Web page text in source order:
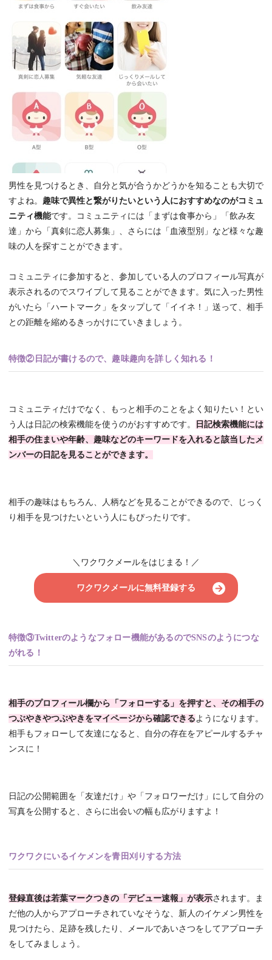
男性を見つけるとき、自分と気が合うかどうかを知ることも大切で
すよね。 趣味で異性と繋がりたいという人におすすめなのがコミュ
ニティ機能です。コミュニティには「まずは食事から」「飲み友
達」から「真剣に恋人募集」、さらには「血液型別」など様々な趣
味の人を探すことができます。
コミュニティに参加すると、参加している人のプロフィール写真が
表示されるのでスワイプして見ることができます。気に入った男性
がいたら「ハートマーク」をタップして「イイネ！」送って、相手
との距離を縮めるきっかけにていきましょう。
特徴②日記が書けるので、趣味趣向を詳しく知れる！
コミュニティだけでなく、もっと相手のことをよく知りたい！とい
う人は日記の検索機能を使うのがおすすめです。
日記検索機能には
相手の住まいや年齢、趣味などのキーワードを入れると該当したメ
ンバーの日記を見ることができます。
相手の趣味はもちろん、人柄などを見ることができるので、じっく
り相手を見つけたいという人にもぴったりです。
＼ワクワクメールをはじまる！／
ワクワクメールに無料登録する
特徴③Twitterのようなフォロー機能があるのでSNSのようにつな
がれる！
相手のプロフィール欄から「フォローする」を押すと、その相手の
つぶやきやつぶやきをマイページから確認できる ようになります。
相手もフォローして友達になると、自分の存在をアピールするチャ
ンスに！
日記の公開範囲を「友達だけ」や「フォロワーだけ」にして自分の
写真を公開すると、さらに出会いの幅も広がりますよ！
ワクワクにいるイケメンを青田刈りする方法
登録直後は若葉マークつきの「デビュー速報」が表示されます。ま
だ他の人からアプローチされていなそうな、新人のイケメン男性を
見つけたら、足跡を残したり、メールであいさつをしてアプローチ
をしてみましょう。